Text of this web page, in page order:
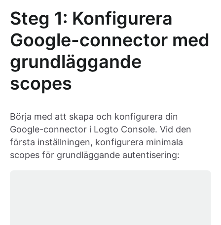
Steg 1: Konfigurera
Google-connector med
grundläggande
scopes
Börja med att skapa och konfigurera din
Google-connector i Logto Console. Vid den
första inställningen, konfigurera minimala
scopes för grundläggande autentisering: